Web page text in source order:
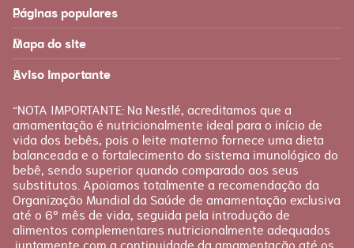
Páginas populares
Feito para você Materna
FAQ
Fale conosco
Mapa do site
Produtos
Loja Nestlé FamilyNes
Produtos Materna
Recursos
Etapas
Gravidez
Planejamento
Pós-parto
Aviso importante
“NOTA IMPORTANTE: Na Nestlé, acreditamos que a
amamentação é nutricionalmente ideal para o início de
vida dos bebês, pois o leite materno fornece uma dieta
balanceada e o fortalecimento do sistema imunológico do
bebê, sendo superior quando comparado aos seus
substitutos. Apoiamos totalmente a recomendação da
Organização Mundial da Saúde de amamentação exclusiva
até o 6º mês de vida, seguida pela introdução de
alimentos complementares nutricionalmente adequados